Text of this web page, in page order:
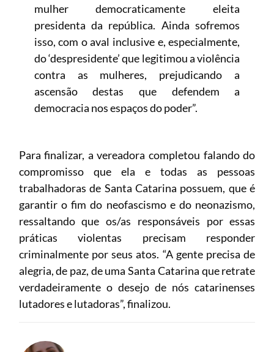
mulher democraticamente eleita
presidenta da república. Ainda sofremos
isso, com o aval inclusive e, especialmente,
do ‘despresidente’ que legitimou a violência
contra as mulheres, prejudicando a
ascensão destas que defendem a
democracia nos espaços do poder”.
Para finalizar, a vereadora completou falando do
compromisso que ela e todas as pessoas
trabalhadoras de Santa Catarina possuem, que é
garantir o fim do neofascismo e do neonazismo,
ressaltando que os/as responsáveis por essas
práticas violentas precisam responder
criminalmente por seus atos. “A gente precisa de
alegria, de paz, de uma Santa Catarina que retrate
verdadeiramente o desejo de nós catarinenses
lutadores e lutadoras”, finalizou.